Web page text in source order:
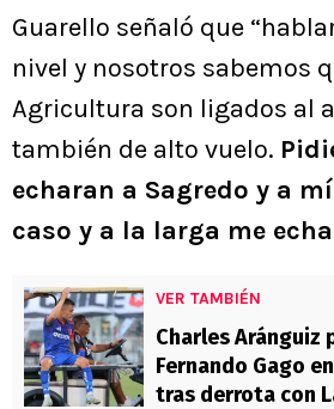
Guarello señaló que
nivel y nosotros sabemos
Agricultura son ligados al
también de alto vuelo.
echaran a Sagredo y a
caso y a la larga me
VER TAMBIÉN
Charles Aránguiz
Fernando Gago
tras derrota con